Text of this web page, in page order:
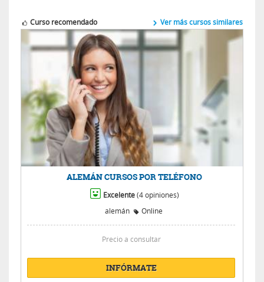
Curso recomendado Ver más cursos similares
ALEMÁN CURSOS POR TELÉFONO
Excelente(4 opiniones)
alemán
Online
Precio a consultar
INFÓRMATE